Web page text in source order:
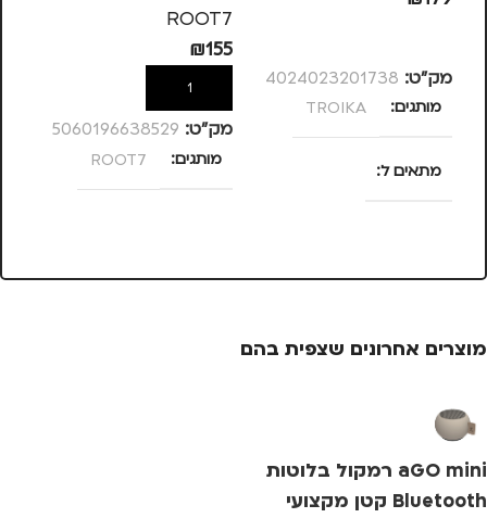
מק”ט: 4024023201738
מותגים TROIKA
מתאים ל
ROOT7
₪155
הוספה לסל
מק”ט: 5060196638529
מותגים ROOT7
מוצרים אחרונים שצפית בהם
aGO mini רמקול בלוטות
Bluetooth קטן מקצועי